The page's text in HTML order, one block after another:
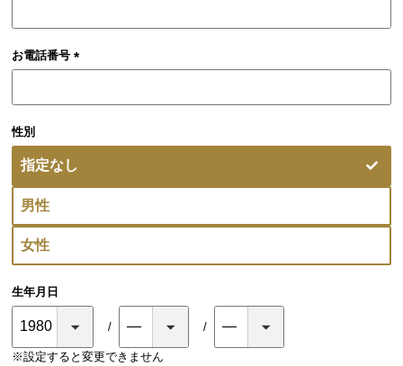
お電話番号
性別
指定なし
男性
女性
生年月日
※設定すると変更できません